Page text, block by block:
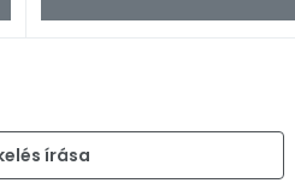
írása